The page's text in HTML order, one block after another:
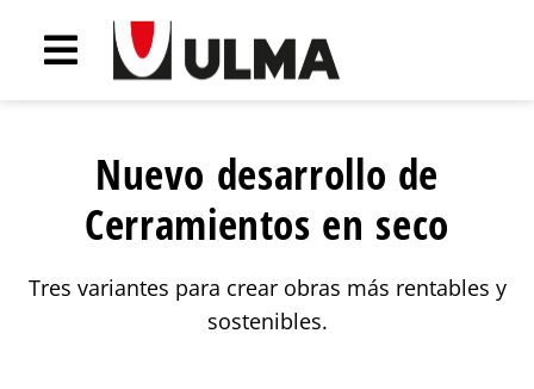
Nuevo desarrollo de
Cerramientos en seco
Tres variantes para crear obras más rentables y
sostenibles.